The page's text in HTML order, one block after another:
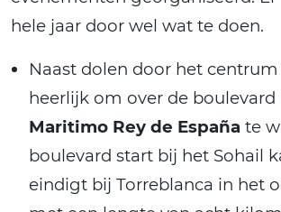
hele jaar door wel wat te doen.
Naast dolen door het
heerlijk om over de boulevard
Maritimo Rey de España te
boulevard start bij het Sohail
eindigt bij Torreblanca in het